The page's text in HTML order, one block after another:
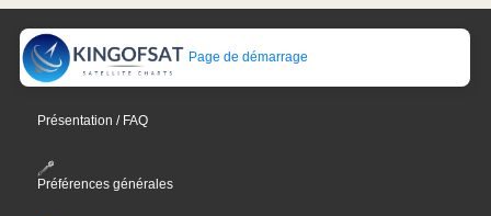
Page de démarrage
Présentation / FAQ
Préférences générales